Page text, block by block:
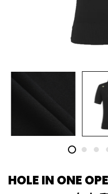
HOLE IN ONE